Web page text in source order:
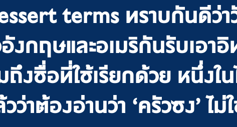
terms ทราบกันดีว่
งกฤษและอเมริกันรับเอา
งชื่อที่ใช้เรียกด้วย หนึ่งใ
าต้องอ่านว่า ‘ครัวซง’ ไม่